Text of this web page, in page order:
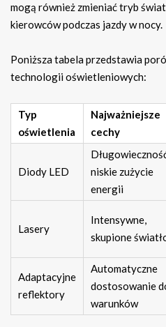
mogą również zmieniać tryb
kierowców podczas jazdy w nocy.
Poniższa tabela przedstawia
technologii oświetleniowych:
Typ
oświetlenia
Najważniejsze
cechy
Diody LED
niskie zużycie
energii
Lasery
Intensywne,
skupione
Adaptacyjne
reflektory
Automatyczne
dostosowanie
warunków